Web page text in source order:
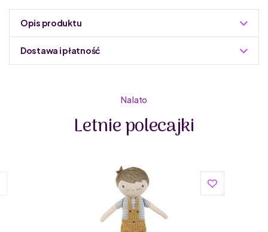
Opis produktu
Janod od 1970 roku niezmiennie projektuje zabawki, które
są synonimem innowacyjności, francuskiego designu i
najwyższej jakości. Unikalne zabawki tworzone są z drewna
i innych doskonałych materiałów, a przede wszystkim z
Dostawa i płatność
Na lato
Letnie polecajki